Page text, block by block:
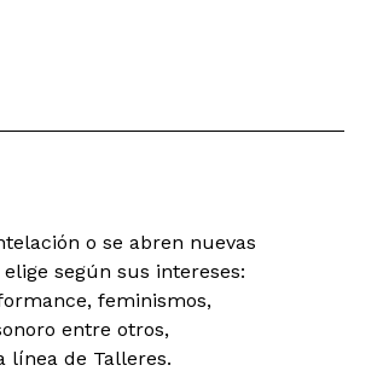
o se abren nuevas
según sus intereses:
feminismos,
entre otros,
línea de Talleres.